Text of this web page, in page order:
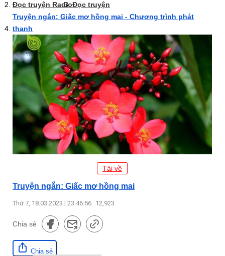
Đọc truyện RadioĐọc truyện
Truyện ngắn: Giấc mơ hồng mai - Chương trình phát
thanh
Tải về
Truyện ngắn: Giấc mơ hồng mai
Thứ 7, 18.03.2023 | 23:46:56 12,923
Chia sẻ
Chia sẻ